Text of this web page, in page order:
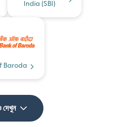
India (SBI)
Baroda